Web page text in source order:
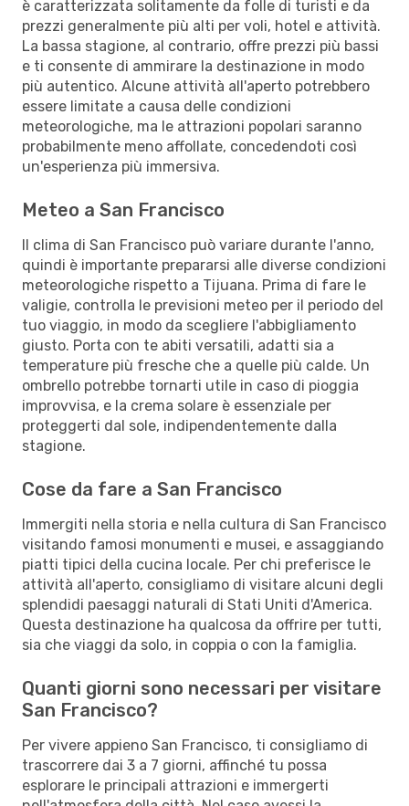
è caratterizzata solitamente da folle di turisti e da
prezzi generalmente più alti per voli, hotel e attività.
La bassa stagione, al contrario, offre prezzi più bassi
e ti consente di ammirare la destinazione in modo
più autentico. Alcune attività all'aperto potrebbero
essere limitate a causa delle condizioni
meteorologiche, ma le attrazioni popolari saranno
probabilmente meno affollate, concedendoti così
un'esperienza più immersiva.
Meteo a San Francisco
Il clima di San Francisco può variare durante l'anno,
quindi è importante prepararsi alle diverse condizioni
meteorologiche rispetto a Tijuana. Prima di fare le
valigie, controlla le previsioni meteo per il periodo del
tuo viaggio, in modo da scegliere l'abbigliamento
giusto. Porta con te abiti versatili, adatti sia a
temperature più fresche che a quelle più calde. Un
ombrello potrebbe tornarti utile in caso di pioggia
improvvisa, e la crema solare è essenziale per
proteggerti dal sole, indipendentemente dalla
stagione.
Cose da fare a San Francisco
Immergiti nella storia e nella cultura di San Francisco
visitando famosi monumenti e musei, e assaggiando
piatti tipici della cucina locale. Per chi preferisce le
attività all'aperto, consigliamo di visitare alcuni degli
splendidi paesaggi naturali di Stati Uniti d'America.
Questa destinazione ha qualcosa da offrire per tutti,
sia che viaggi da solo, in coppia o con la famiglia.
Quanti giorni sono necessari per visitare
San Francisco?
Per vivere appieno San Francisco, ti consigliamo di
trascorrere dai 3 a 7 giorni, affinché tu possa
esplorare le principali attrazioni e immergerti